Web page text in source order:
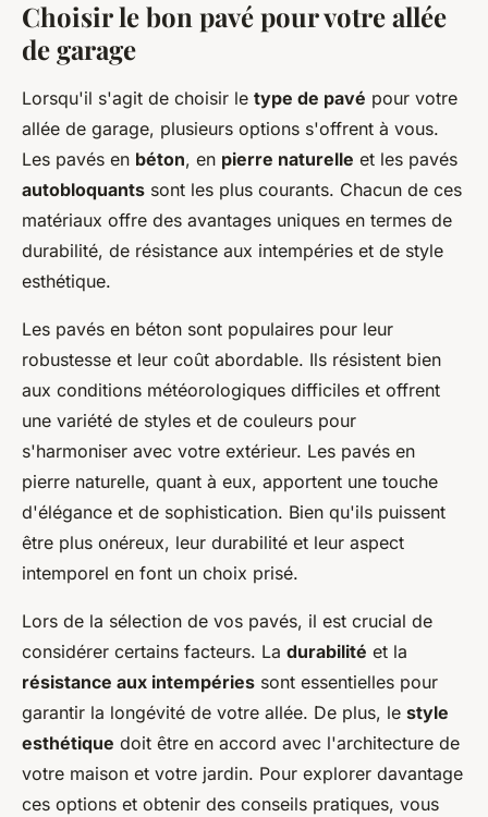
Choisir le bon pavé pour votre allée
de garage
Lorsqu'il s'agit de choisir le type de pavé pour votre
allée de garage, plusieurs options s'offrent à vous.
Les pavés en béton, en pierre naturelle et les pavés
autobloquants sont les plus courants. Chacun de ces
matériaux offre des avantages uniques en termes de
durabilité, de résistance aux intempéries et de style
esthétique.
Les pavés en béton sont populaires pour leur
robustesse et leur coût abordable. Ils résistent bien
aux conditions météorologiques difficiles et offrent
une variété de styles et de couleurs pour
s'harmoniser avec votre extérieur. Les pavés en
pierre naturelle, quant à eux, apportent une touche
d'élégance et de sophistication. Bien qu'ils puissent
être plus onéreux, leur durabilité et leur aspect
intemporel en font un choix prisé.
Lors de la sélection de vos pavés, il est crucial de
considérer certains facteurs. La durabilité et la
résistance aux intempéries sont essentielles pour
garantir la longévité de votre allée. De plus, le style
esthétique doit être en accord avec l'architecture de
votre maison et votre jardin. Pour explorer davantage
ces options et obtenir des conseils pratiques, vous